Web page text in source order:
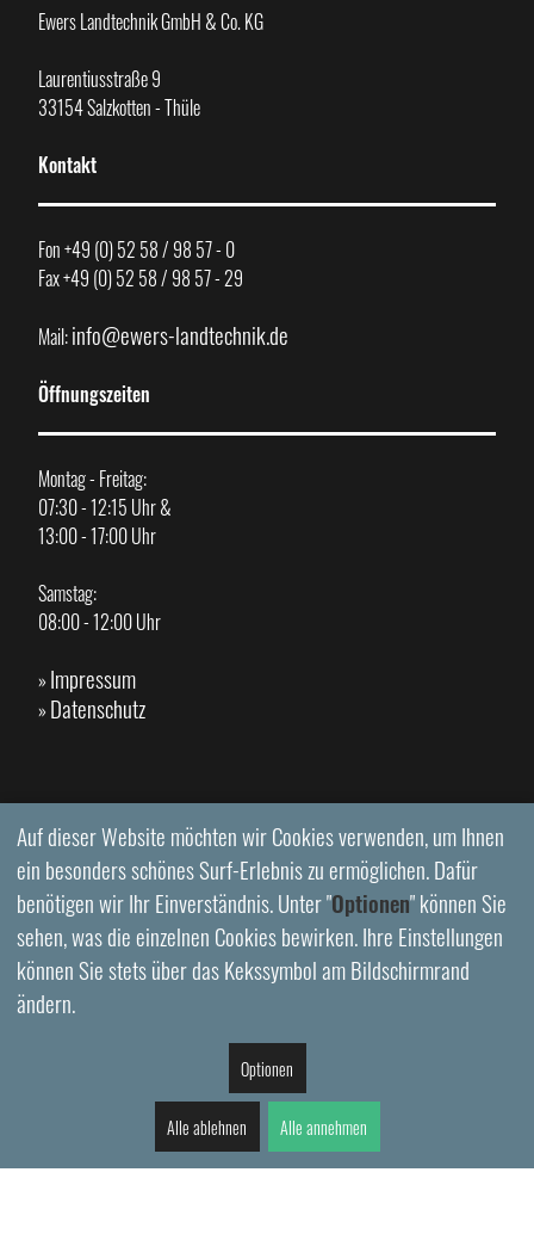
Ewers Landtechnik GmbH & Co. KG
Laurentiusstraße 9
33154 Salzkotten - Thüle
Kontakt
Fon +49 (0) 52 58 / 98 57 - 0
Fax +49 (0) 52 58 / 98 57 - 29
Mail:info@ewers-landtechnik.de
Öffnungszeiten
Montag - Freitag:
07:30 - 12:15 Uhr &
13:00 - 17:00 Uhr
Samstag:
08:00 - 12:00 Uhr
» Impressum
» Datenschutz
Auf dieser Website möchten wir Cookies verwenden, um Ihnen
ein besonders schönes Surf-Erlebnis zu ermöglichen. Dafür
benötigen wir Ihr Einverständnis. Unter "Optionen" können Sie
sehen, was die einzelnen Cookies bewirken. Ihre Einstellungen
können Sie stets über das Kekssymbol am Bildschirmrand
ändern.
Optionen
Alle ablehnen Alle annehmen